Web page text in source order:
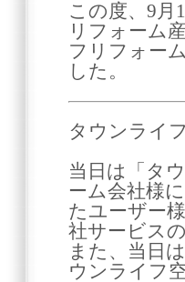
この度、9月
リフォーム
フリフォー
した。
タウンライ
当日は「タ
ーム会社様
たユーザー
社サービス
また、当日
ウンライフ